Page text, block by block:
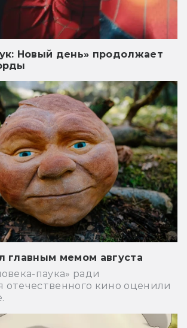
Новый день» продолжает
главным мемом августа
паука» ради
отечественного кино оценили